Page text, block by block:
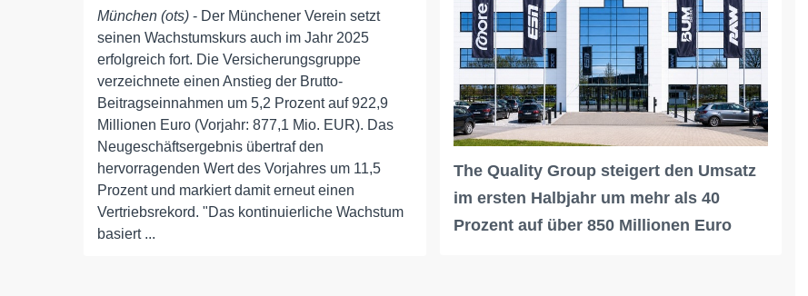
München (ots) - Der Münchener Verein setzt
seinen Wachstumskurs auch im Jahr 2025
erfolgreich fort. Die Versicherungsgruppe
verzeichnete einen Anstieg der Brutto-
Beitragseinnahmen um 5,2 Prozent auf 922,9
Millionen Euro (Vorjahr: 877,1 Mio. EUR). Das
Neugeschäftsergebnis übertraf den
hervorragenden Wert des Vorjahres um 11,5
Prozent und markiert damit erneut einen
Vertriebsrekord. "Das kontinuierliche Wachstum
basiert ...
The Quality Group steigert den Umsatz
im ersten Halbjahr um mehr als 40
Prozent auf über 850 Millionen Euro